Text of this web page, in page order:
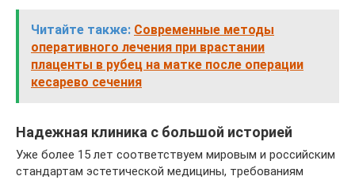
Читайте также: Современные методы
оперативного лечения при врастании
плаценты в рубец на матке после операции
кесарево сечения
Надежная клиника с большой историей
Уже более 15 лет соответствуем мировым и российским
стандартам эстетической медицины, требованиям